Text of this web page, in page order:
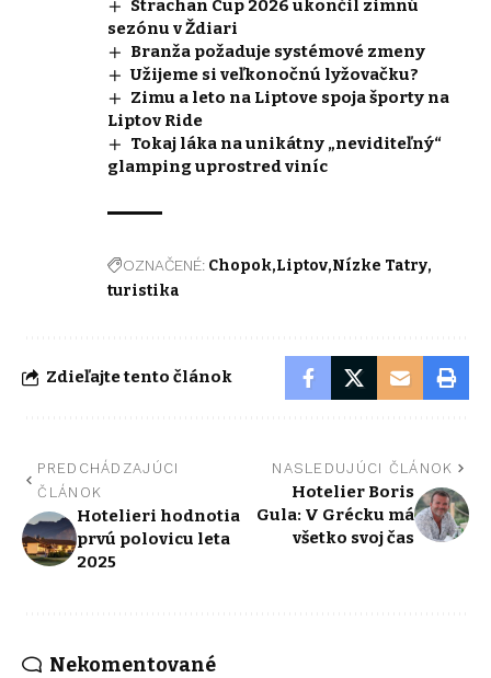
Strachan Cup 2026 ukončil zimnú
sezónu v Ždiari
Branža požaduje systémové zmeny
Užijeme si veľkonočnú lyžovačku?
Zimu a leto na Liptove spoja športy na
Liptov Ride
Tokaj láka na unikátny „neviditeľný“
glamping uprostred viníc
OZNAČENÉ: Chopok Liptov Nízke Tatry
turistika
Zdieľajte tento článok
PREDCHÁDZAJÚCI
ČLÁNOK
Hotelieri hodnotia
prvú polovicu leta
2025
NASLEDUJÚCI ČLÁNOK
Hotelier Boris
Gula: V Grécku má
všetko svoj čas
Nekomentované